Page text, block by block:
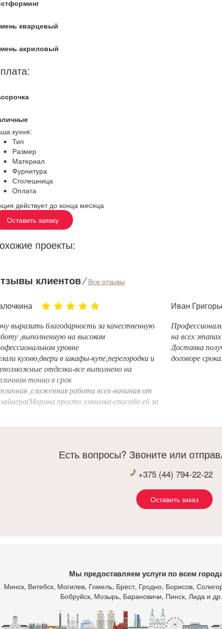
кварцевый
акриловый
кухня:
Тип
Размер
Материал
Фурнитура
Столешница
Оплата
действует до конца месяца
Оставить заявку
проекты:
клиентов⁄Все отзывы
выразить благодарность за качественную
,выполненную на высоком
уровне
кухню,двери в шкафы-купе,перегородки и
отделки-все выполнено на
точно в срок
,слаженная работа всех-начиная от
просто умничка-спасибо ей за
каменной столешницы и скинали,все
во время исправлено и выполнено отлично
спасибо ,буду всем рекомендовать !!!
Иван
на всех
Доставка
договоре срока.
Есть вопросы? Звоните или
+375 (44) 794-22-22
Оставить заказ
Мы предоставляем услуги по всем
Минск, Витебск, Могилев, Гомель, Брест, Гродно, Борисов,
Бобруйск, Мозырь, Барановичи, Пинск, Лида и